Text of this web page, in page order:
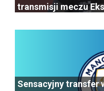
transmisji meczu
Sensacyjny transfer